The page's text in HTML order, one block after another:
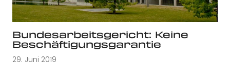
Bundesarbeitsgericht: Keine
Beschäftigungsgarantie
29. Juni 2019